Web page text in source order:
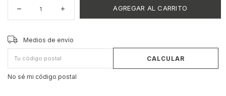
Entregas para el CP:
Medios de envío
CALCULAR
No sé mi código postal